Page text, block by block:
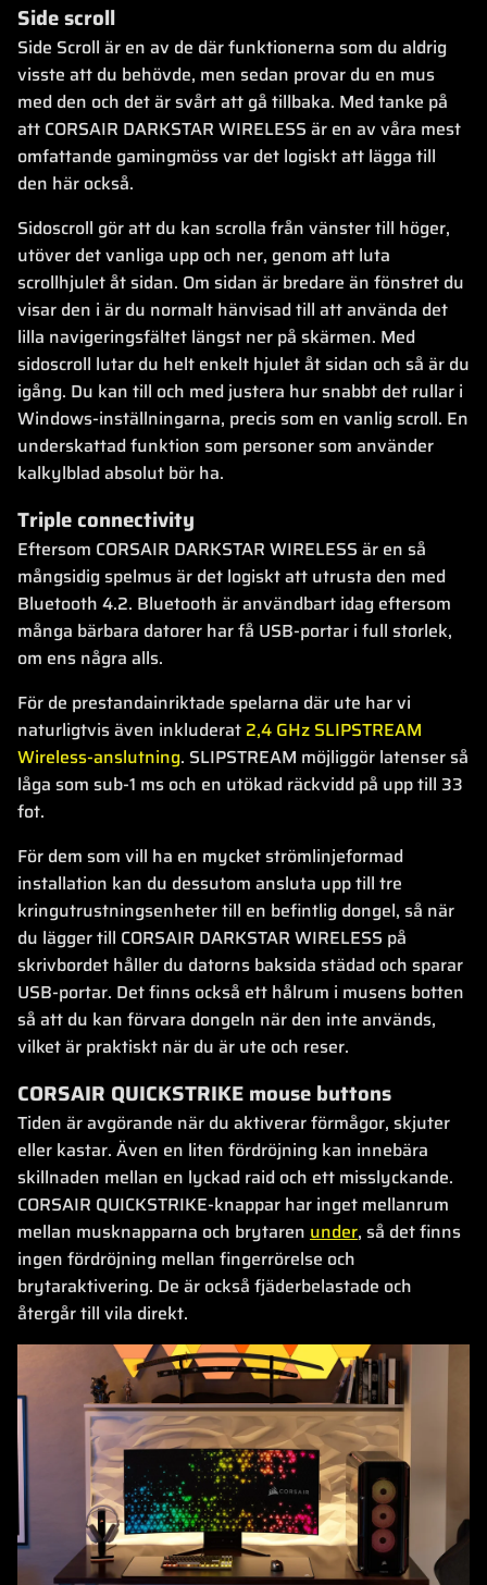
Side scroll
Side Scroll är en av de där funktionerna som du aldrig
visste att du behövde, men sedan provar du en mus
med den och det är svårt att gå tillbaka. Med tanke på
att CORSAIR DARKSTAR WIRELESS är en av våra mest
omfattande gamingmöss var det logiskt att lägga till
den här också.
Sidoscroll gör att du kan scrolla från vänster till höger,
utöver det vanliga upp och ner, genom att luta
scrollhjulet åt sidan. Om sidan är bredare än fönstret du
visar den i är du normalt hänvisad till att använda det
lilla navigeringsfältet längst ner på skärmen. Med
sidoscroll lutar du helt enkelt hjulet åt sidan och så är du
igång. Du kan till och med justera hur snabbt det rullar i
Windows-inställningarna, precis som en vanlig scroll. En
underskattad funktion som personer som använder
kalkylblad absolut bör ha.
Triple connectivity
Eftersom CORSAIR DARKSTAR WIRELESS är en så
mångsidig spelmus är det logiskt att utrusta den med
Bluetooth 4.2. Bluetooth är användbart idag eftersom
många bärbara datorer har få USB-portar i full storlek,
om ens några alls.
För de prestandainriktade spelarna där ute har vi
naturligtvis även inkluderat 2,4 GHz SLIPSTREAM
Wireless-anslutning. SLIPSTREAM möjliggör latenser så
låga som sub-1 ms och en utökad räckvidd på upp till 33
fot.
För dem som vill ha en mycket strömlinjeformad
installation kan du dessutom ansluta upp till tre
kringutrustningsenheter till en befintlig dongel, så när
du lägger till CORSAIR DARKSTAR WIRELESS på
skrivbordet håller du datorns baksida städad och sparar
USB-portar. Det finns också ett hålrum i musens botten
så att du kan förvara dongeln när den inte används,
vilket är praktiskt när du är ute och reser.
CORSAIR QUICKSTRIKE mouse buttons
Tiden är avgörande när du aktiverar förmågor, skjuter
eller kastar. Även en liten fördröjning kan innebära
skillnaden mellan en lyckad raid och ett misslyckande.
CORSAIR QUICKSTRIKE-knappar har inget mellanrum
mellan musknapparna och brytaren under, så det finns
ingen fördröjning mellan fingerrörelse och
brytaraktivering. De är också fjäderbelastade och
återgår till vila direkt.